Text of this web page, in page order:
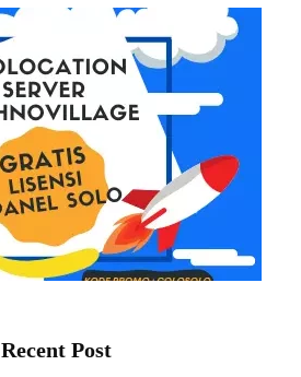
Recent Post